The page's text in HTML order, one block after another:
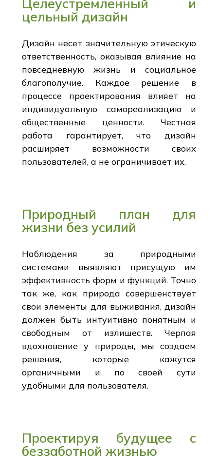
цельный дизайн
Дизайн несет значительную этическую
ответственность, оказывая влияние на
повседневную жизнь и социальное
благополучие. Каждое решение в
процессе проектирования влияет на
индивидуальную самореализацию и
общественные ценности. Честная
работа гарантирует, что дизайн
расширяет возможности своих
пользователей, а не ограничивает их.
Природный план для
жизни без усилий
Наблюдения за природными
системами выявляют присущую им
эффективность форм и функций. Точно
так же, как природа совершенствует
свои элементы для выживания, дизайн
должен быть интуитивно понятным и
свободным от излишеств. Черпая
вдохновение у природы, мы создаем
решения, которые кажутся
органичными и по своей сути
удобными для пользователя.
Проектируя будущее с
беззаботной жизнью